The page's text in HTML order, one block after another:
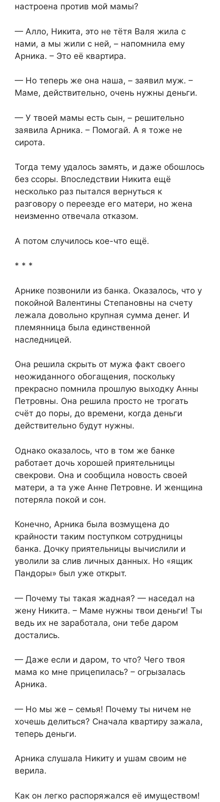
настроена против мой мамы?
— Алло, Никита, это не тётя Валя жила с
нами, а мы жили с ней, – напомнила ему
Арника. – Это её квартира.
— Но теперь же она наша, – заявил муж. –
Маме, действительно, очень нужны деньги.
— У твоей мамы есть сын, – решительно
заявила Арника. – Помогай. А я тоже не
сирота.
Тогда тему удалось замять, и даже обошлось
без ссоры. Впоследствии Никита ещё
несколько раз пытался вернуться к
разговору о переезде его матери, но жена
неизменно отвечала отказом.
А потом случилось кое-что ещё.
* * *
Арнике позвонили из банка. Оказалось, что у
покойной Валентины Степановны на счету
лежала довольно крупная сумма денег. И
племянница была единственной
наследницей.
Она решила скрыть от мужа факт своего
неожиданного обогащения, поскольку
прекрасно помнила прошлую выходку Анны
Петровны. Она решила просто не трогать
счёт до поры, до времени, когда деньги
действительно будут нужны.
Однако оказалось, что в том же банке
работает дочь хорошей приятельницы
свекрови. Она и сообщила новость своей
матери, а та уже Анне Петровне. И женщина
потеряла покой и сон.
Конечно, Арника была возмущена до
крайности таким поступком сотрудницы
банка. Дочку приятельницы вычислили и
уволили за слив личных данных. Но «ящик
Пандоры» был уже открыт.
— Почему ты такая жадная? — наседал на
жену Никита. – Маме нужны твои деньги! Ты
ведь их не заработала, они тебе даром
достались.
— Даже если и даром, то что? Чего твоя
мама ко мне прицепилась? – огрызалась
Арника.
— Но мы же – семья! Почему ты ничем не
хочешь делиться? Сначала квартиру зажала,
теперь деньги.
Арника слушала Никиту и ушам своим не
верила.
Как он легко распоряжался её имуществом!